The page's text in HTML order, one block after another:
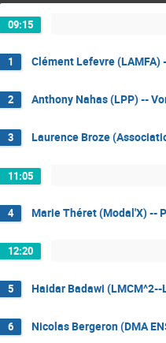
09:15
1 Clément Lefevre
2 Anthony Nahas (LPP) --
3 Laurence Broze
11:05
4 Marie Théret (Modal'X) --
12:20
5 Haidar Badawi
6 Nicolas Bergeron (DMA